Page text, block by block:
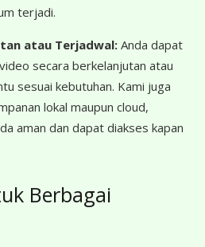
terjadi.
atau Terjadwal:Anda dapat
secara berkelanjutan atau
sesuai kebutuhan. Kami juga
lokal maupun cloud,
aman dan dapat diakses kapan
Berbagai